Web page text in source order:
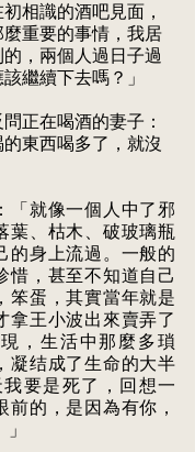
相識的酒吧見面，
重要的事情，我居
，兩個人過日子過
繼續下去嗎？」
正在喝酒的妻子：
的東西喝多了，就沒
「就像一個人中了邪
葉、枯木、破玻璃瓶
的身上流過。一般的
惜，甚至不知道自己
笨蛋，其實當年就是
拿王小波出來賣弄了
，生活中那麼多瑣
凝结成了生命的大半
要是死了，回想一
前的，是因為有你，